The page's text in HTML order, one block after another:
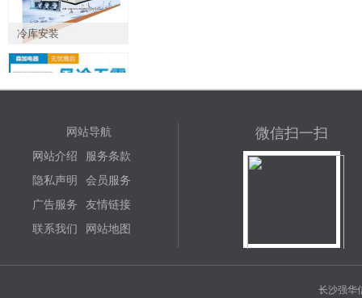
冷库安装
森加SJLSG冷藏甜品
面包小型台式蛋糕柜
网站导航
网站介绍 服务条款
隐私声明 会员服务
广告服务 友情链接
联系我们 网站地图
微信扫一扫
长沙强华